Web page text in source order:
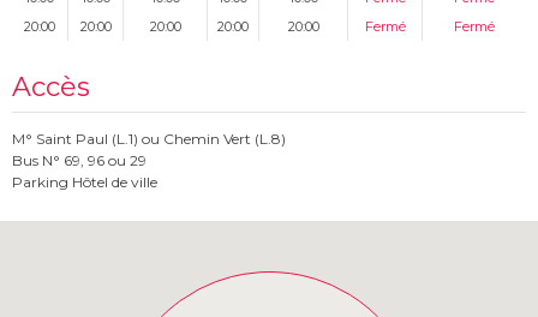
20:00
20:00 20:00 20:00 20:00 Fermé Fermé
Accès
M° Saint Paul (L.1) ou Chemin Vert (L.8)
Bus N° 69, 96 ou 29
Parking Hôtel de ville